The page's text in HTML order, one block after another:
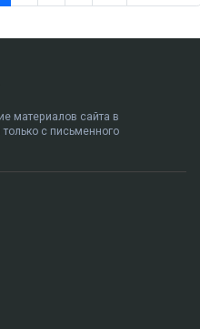
материалов сайта в
с письменного